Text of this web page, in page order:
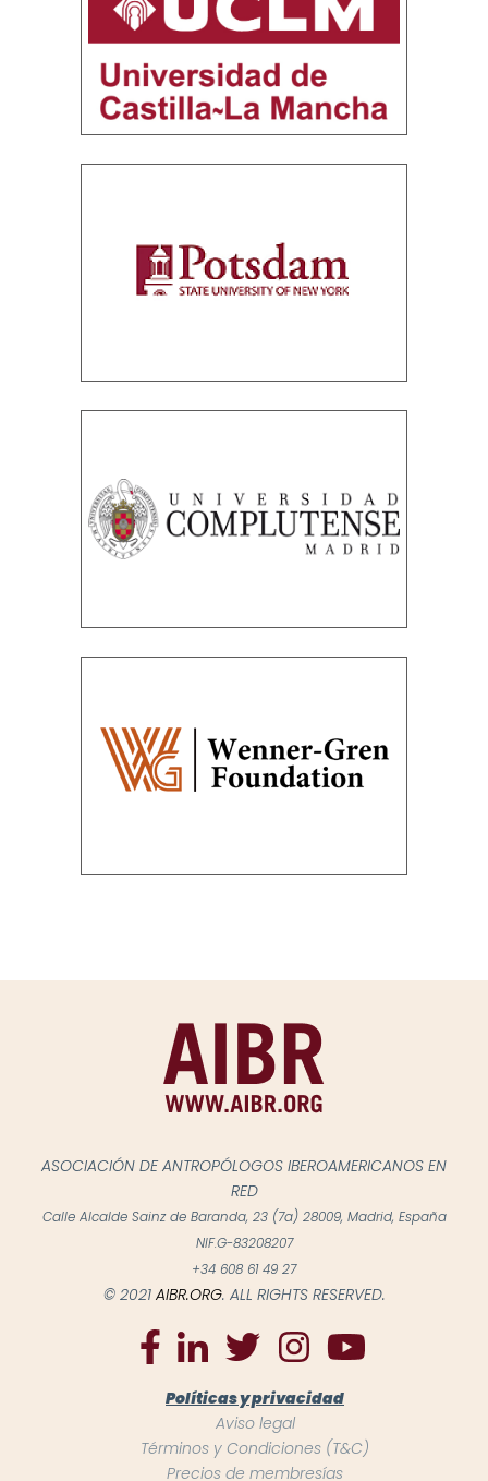
ASOCIACIÓN DE ANTROPÓLOGOS IBEROAMERICANOS EN
RED
Calle Alcalde Sainz de Baranda, 23 (7a) 28009, Madrid, España
NIF.G-83208207
+34 608 61 49 27
© 2021 AIBR.ORG. ALL RIGHTS RESERVED.
Políticas y privacidad
Aviso legal
Términos y Condiciones (T&C)
Precios de membresías